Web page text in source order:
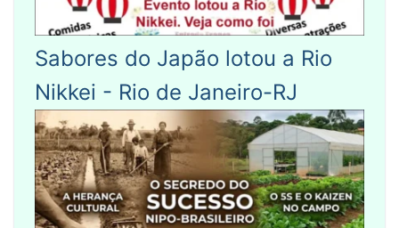
Sabores do Japão lotou a Rio
Nikkei - Rio de Janeiro-RJ